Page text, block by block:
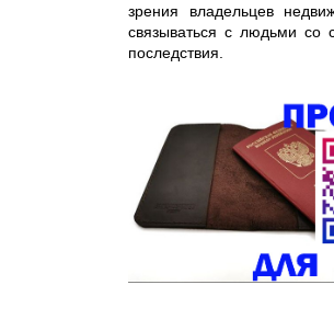
зрения владельцев
связываться с людьми со
последствия.